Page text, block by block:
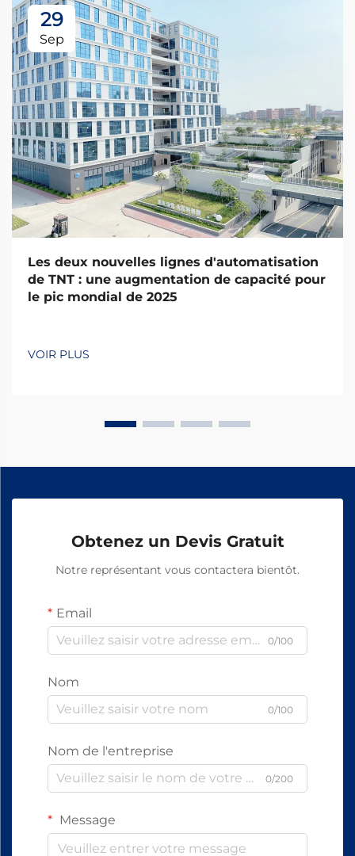
29
Sep
Les deux nouvelles lignes d'automatisation
de TNT : une augmentation de capacité pour
le pic mondial de 2025
VOIR PLUS
Obtenez un Devis Gratuit
Notre représentant vous contactera bientôt.
Email
0/100
Nom
0/100
Nom de l'entreprise
0/200
Message